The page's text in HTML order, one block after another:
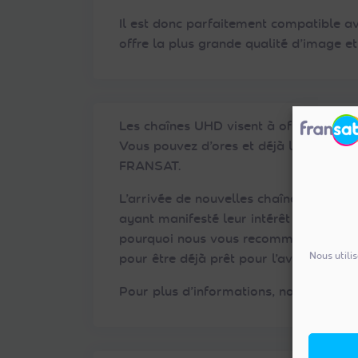
Nous
Il est donc parfaitement compatible
offre la plus grande qualité d’image
Les chaînes UHD visent à offrir une
Vous pouvez d’ores et déjà la vivre
FRANSAT.
L’arrivée de nouvelles chaînes en
ayant manifesté leur intérêt à
pourquoi nous vous recommandons
pour être déjà prêt pour l’avenir de la
Pour plus d’informations, nous vous